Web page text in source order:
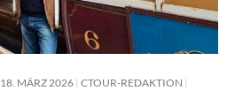
18. MÄRZ 2026 CTOUR-REDAKTION